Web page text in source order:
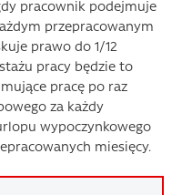
pracownik podejmuje
przepracowanym
prawo do 1/12
pracy będzie to
pracę po raz
za każdy
wypoczynkowego
miesięcy.